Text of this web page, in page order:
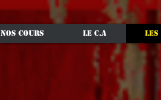
NOS COURS LE C.A LES